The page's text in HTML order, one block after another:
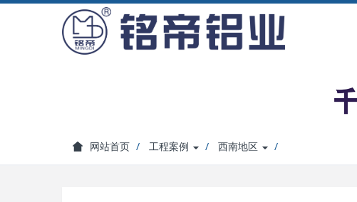
网站首页 工程案例 西南地区